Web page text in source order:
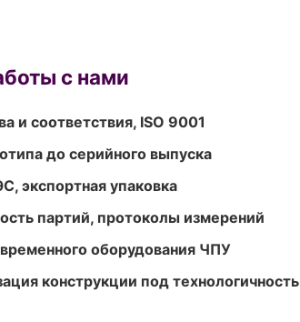
с нами
и соответствия, ISO 9001
до серийного выпуска
экспортная упаковка
партий, протоколы измерений
оборудования ЧПУ
конструкции под технологичность